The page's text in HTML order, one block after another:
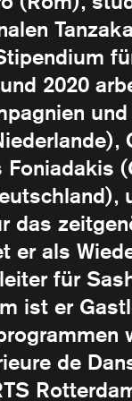
2020
das
er als
für
ist er
de